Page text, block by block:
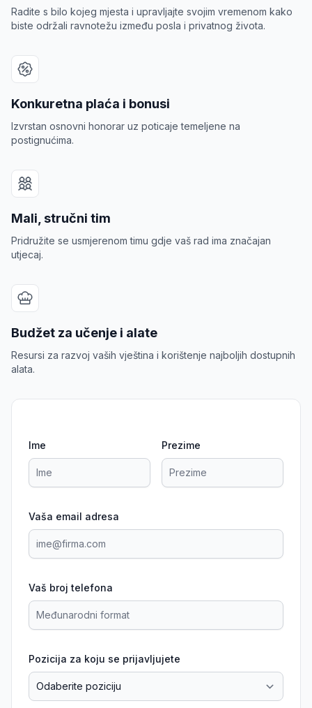
Radite s bilo kojeg mjesta i upravljajte svojim vremenom kako
biste održali ravnotežu između posla i privatnog života.
Konkuretna plaća i bonusi
Izvrstan osnovni honorar uz poticaje temeljene na
postignućima.
Mali, stručni tim
Pridružite se usmjerenom timu gdje vaš rad ima značajan
utjecaj.
Budžet za učenje i alate
Resursi za razvoj vaših vještina i korištenje najboljih dostupnih
alata.
Ime Prezime
Vaša email adresa
Vaš broj telefona
Pozicija za koju se prijavljujete